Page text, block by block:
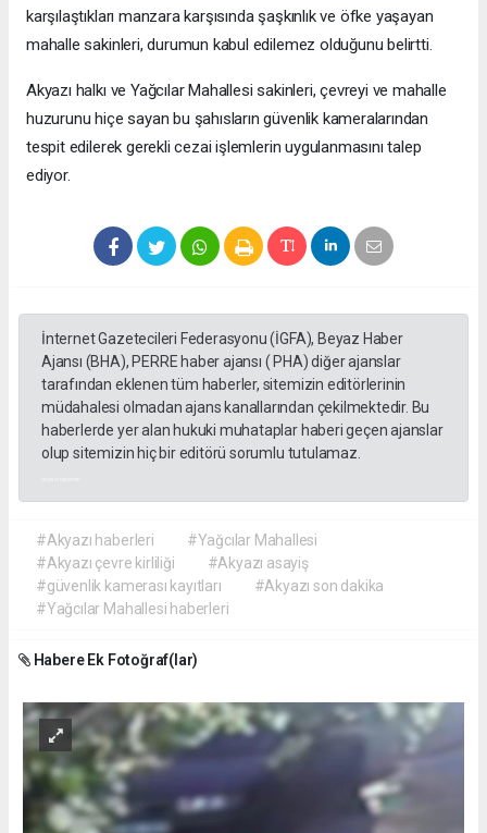
karşılaştıkları manzara karşısında şaşkınlık ve öfke yaşayan
mahalle sakinleri, durumun kabul edilemez olduğunu belirtti.
Akyazı halkı ve Yağcılar Mahallesi sakinleri, çevreyi ve mahalle
huzurunu hiçe sayan bu şahısların güvenlik kameralarından
tespit edilerek gerekli cezai işlemlerin uygulanmasını talep
ediyor.
İnternet Gazetecileri Federasyonu (İGFA), Beyaz Haber
Ajansı (BHA), PERRE haber ajansı ( PHA) diğer ajanslar
tarafından eklenen tüm haberler, sitemizin editörlerinin
müdahalesi olmadan ajans kanallarından çekilmektedir. Bu
haberlerde yer alan hukuki muhataplar haberi geçen ajanslar
olup sitemizin hiç bir editörü sorumlu tutulamaz.
#Akyazı haberleri
#Yağcılar Mahallesi
#Akyazı çevre kirliliği
#Akyazı asayiş
#güvenlik kamerası kayıtları
#Akyazı son dakika
#Yağcılar Mahallesi haberleri
Habere Ek Fotoğraf(lar)